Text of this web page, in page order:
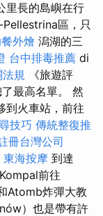
里長的島嶼在行
-Pellestrina區，只
外燴 潟湖的三
台中排毒推薦 di
規 《旅遊評
最高名單。 然
到火車站，前往
技巧 傳統整復推
冊台灣公司
東海按摩 到達
前往
Atomb炸彈大教
）也是帶有許